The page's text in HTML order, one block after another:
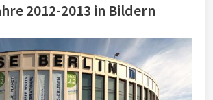
2012-2013 in Bildern